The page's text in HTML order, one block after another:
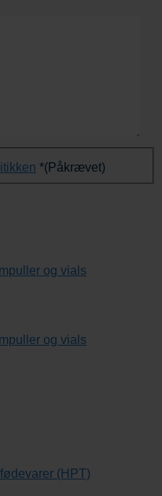
*(Påkrævet)
og vials
og vials
(HPT)